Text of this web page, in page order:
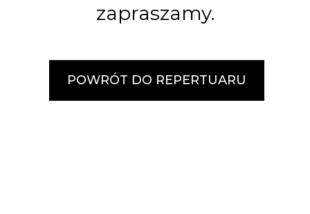
zapraszamy.
POWRÓT DO REPERTUARU